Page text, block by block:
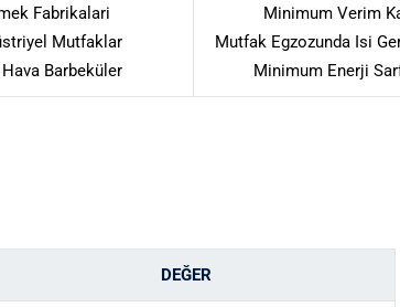
Fabrikalari
Mutfaklar
Hava Barbeküler
Minimum Verim
Mutfak Egzozunda Isi
Minimum Enerji
DEĞER